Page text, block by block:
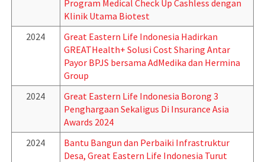
Program Medical Check Up Cashless dengan
Klinik Utama Biotest
2024
Great Eastern Life Indonesia Hadirkan
GREATHealth+ Solusi Cost Sharing Antar
Payor BPJS bersama AdMedika dan Hermina
Group
2024
Great Eastern Life Indonesia Borong 3
Penghargaan Sekaligus Di Insurance Asia
Awards 2024
2024
Bantu Bangun dan Perbaiki Infrastruktur
Desa, Great Eastern Life Indonesia Turut